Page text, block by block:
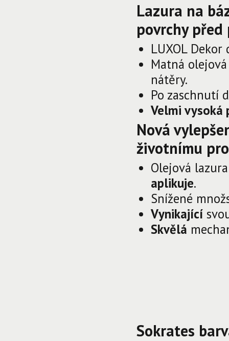
Lazura na
povrchy
LUXOL
Matná
nátěry.
Po zaschnutí
Velmi vysoká
Nová
životnímu
Olejová
aplikuje.
Snížené
Vynikající
Skvělá
Sokrates